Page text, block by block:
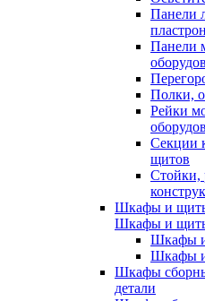
Панели
Панели
Полки,
Рейки
Секции
щитов
Стойки,
Шкафы и
Шкафы и
Шкафы
Шкафы и
Шкафы
детали